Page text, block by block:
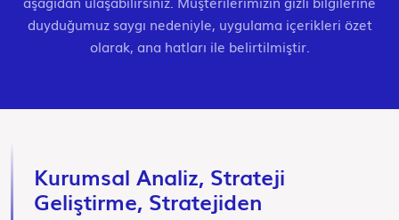
duyduğumuz saygı nedeniyle, uygulama içerikleri özet
olarak, ana hatları ile belirtilmiştir.
Kurumsal Analiz, Strateji
Geliştirme, Stratejiden